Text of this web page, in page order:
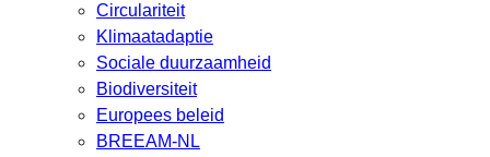
Circulariteit
Klimaatadaptie
Sociale duurzaamheid
Biodiversiteit
Europees beleid
BREEAM-NL